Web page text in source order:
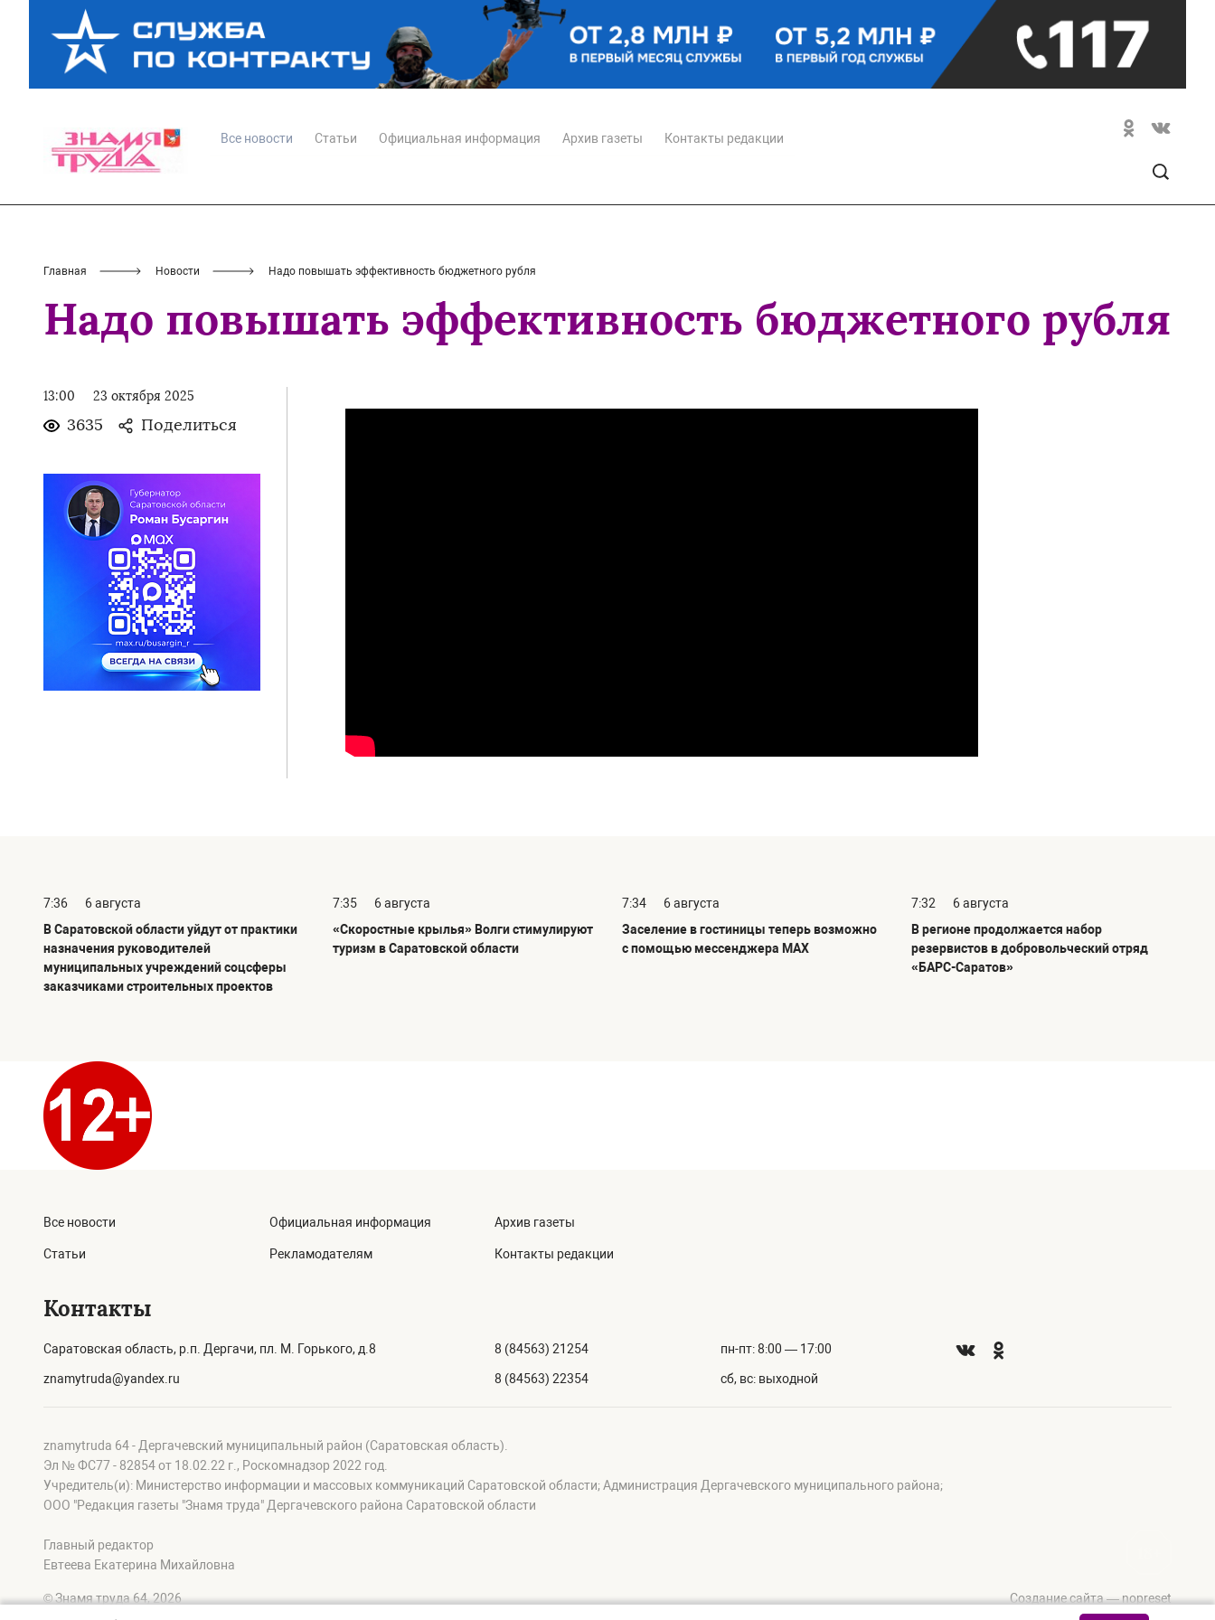
Все новости Статьи Официальная информация Архив газеты Контакты редакции
Главная Новости Надо повышать эффективность бюджетного рубля
Надо повышать эффективность бюджетного рубля
13:00 23 октября 2025
3635 Поделиться
7:36
6 августа
В Саратовской области уйдут от практики
назначения руководителей
муниципальных учреждений соцсферы
заказчиками строительных проектов
7:35
6 августа
«Скоростные крылья» Волги стимулируют
туризм в Саратовской области
7:34
6 августа
Заселение в гостиницы теперь возможно
с помощью мессенджера MAX
7:32
6 августа
В регионе продолжается набор
резервистов в добровольческий отряд
«БАРС-Саратов»
Все новости
Статьи
Официальная информация
Рекламодателям
Архив газеты
Контакты редакции
Контакты
Саратовская область, р.п. Дергачи, пл. М. Горького, д.8
znamytruda@yandex.ru
8 (84563) 21254
8 (84563) 22354
пн-пт: 8:00 — 17:00
сб, вс: выходной
znamytruda 64 - Дергачевский муниципальный район (Саратовская область).
Эл № ФС77 - 82854 от 18.02.22 г., Роскомнадзор 2022 год.
Учредитель(и): Министерство информации и массовых коммуникаций Саратовской области; Администрация Дергачевского муниципального района;
OOO "Редакция газеты "Знамя труда" Дергачевского района Саратовской области
Главный редактор
Евтеева Екатерина Михайловна
© Знамя труда 64, 2026
Создание сайта — nopreset